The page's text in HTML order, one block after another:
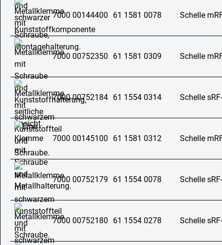
7000 00144400 61 1581 0078 Schelle
7000 00752350 61 1581 0309 Schelle
7000 00752184 61 1554 0314 Schelle
7000 00145100 61 1581 0312 Schelle
7000 00752179 61 1554 0078 Schelle
7000 00752180 61 1554 0278 Schelle